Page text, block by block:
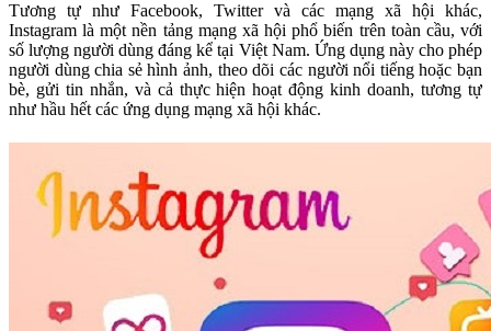
Tương tự như Facebook, Twitter và các mạng xã hội khác,
Instagram là một nền tảng mạng xã hội phổ biến trên toàn cầu, với
số lượng người dùng đáng kể tại Việt Nam. Ứng dụng này cho phép
người dùng chia sẻ hình ảnh, theo dõi các người nổi tiếng hoặc bạn
bè, gửi tin nhắn, và cả thực hiện hoạt động kinh doanh, tương tự
như hầu hết các ứng dụng mạng xã hội khác.